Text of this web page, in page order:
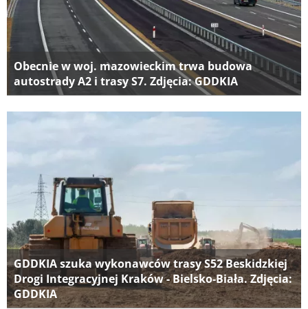
Obecnie w woj. mazowieckim trwa budowa
autostrady A2 i trasy S7. Zdjęcia: GDDKIA
GDDKIA szuka wykonawców trasy S52 Beskidzkiej
Drogi Integracyjnej Kraków - Bielsko-Biała. Zdjęcia:
GDDKIA